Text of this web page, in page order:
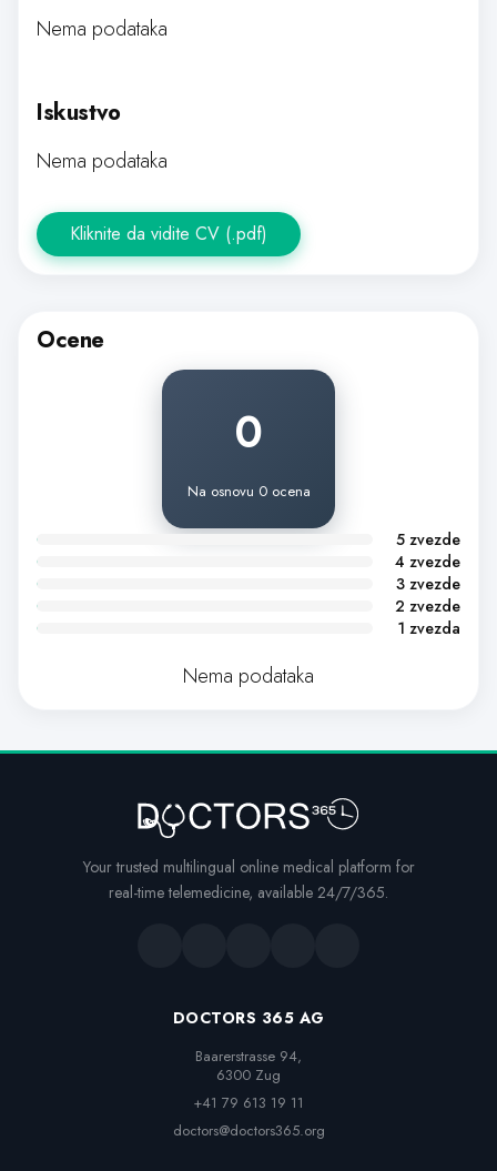
Nema podataka
Iskustvo
Nema podataka
Kliknite da vidite CV (.pdf)
Ocene
0
Na osnovu 0 ocena
5 zvezde
4 zvezde
3 zvezde
2 zvezde
1 zvezda
Nema podataka
Your trusted multilingual online medical platform for
real-time telemedicine, available 24/7/365.
DOCTORS 365 AG
Baarerstrasse 94,
6300 Zug
+41 79 613 19 11
doctors@doctors365.org